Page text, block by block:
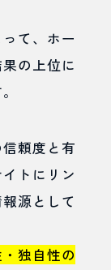
て、ホー
の上位に
頼度と有
トにリン
源として
独自性の